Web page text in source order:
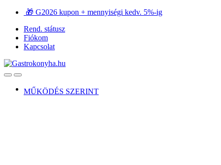
Ugrás
navigációhoz
Ugrás
tartalomra
🎁 G2026 kupon + mennyiségi kedv. 5%-ig
Rend. státusz
Fiókom
Kapcsolat
OpenClose
MŰKÖDÉS SZERINT